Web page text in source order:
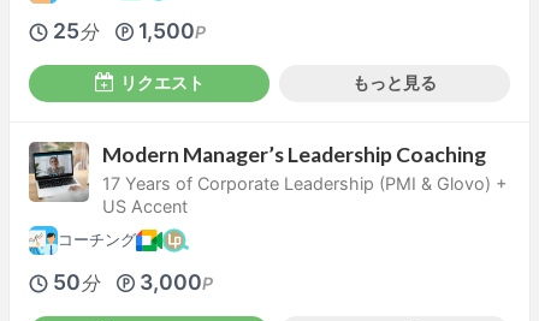
25分 1,500P
リクエスト もっと見る
Modern Manager’s Leadership Coaching
17 Years of Corporate Leadership (PMI & Glovo) +
US Accent
コーチング
50分 3,000P